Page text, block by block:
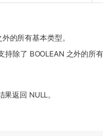
的所有基本类型。
持除了 BOOLEAN 之外的所有
返回 NULL。